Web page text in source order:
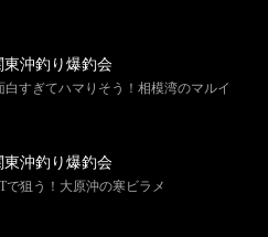
東沖釣り爆釣会
白すぎてハマりそう！相模湾のマルイ
東沖釣り爆釣会
で狙う！大原沖の寒ビラメ